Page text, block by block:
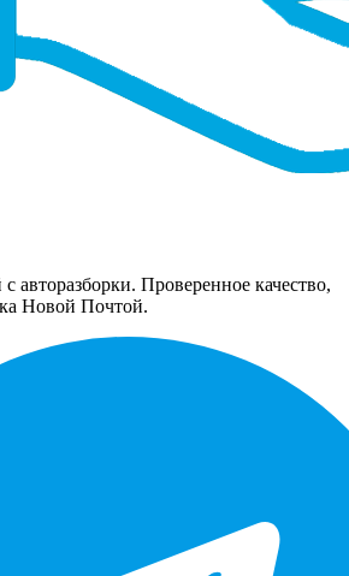
авторазборки. Проверенное качество,
Новой Почтой.